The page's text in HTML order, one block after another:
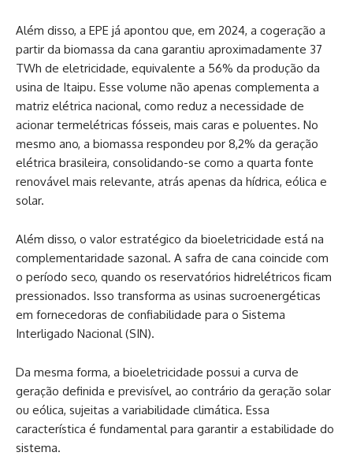
Além disso, a EPE já apontou que, em 2024, a cogeração a
partir da biomassa da cana garantiu aproximadamente 37
TWh de eletricidade, equivalente a 56% da produção da
usina de Itaipu. Esse volume não apenas complementa a
matriz elétrica nacional, como reduz a necessidade de
acionar termelétricas fósseis, mais caras e poluentes. No
mesmo ano, a biomassa respondeu por 8,2% da geração
elétrica brasileira, consolidando-se como a quarta fonte
renovável mais relevante, atrás apenas da hídrica, eólica e
solar.
Além disso, o valor estratégico da bioeletricidade está na
complementaridade sazonal. A safra de cana coincide com
o período seco, quando os reservatórios hidrelétricos ficam
pressionados. Isso transforma as usinas sucroenergéticas
em fornecedoras de confiabilidade para o Sistema
Interligado Nacional (SIN).
Da mesma forma, a bioeletricidade possui a curva de
geração definida e previsível, ao contrário da geração solar
ou eólica, sujeitas a variabilidade climática. Essa
característica é fundamental para garantir a estabilidade do
sistema.